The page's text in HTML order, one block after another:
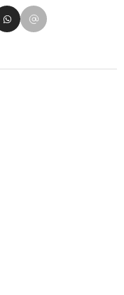
LinkedIn
su Pinterest
su WhatsApp
Condividi su Email